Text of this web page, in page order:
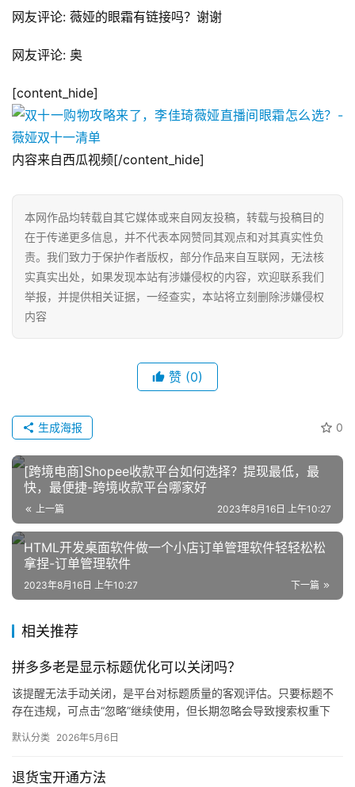
网
店
跨
境
电
商
自
媒
体
区
网友评论: 薇娅的眼霜有链接吗？谢谢
网友评论: 奥
[content_hide]
内容来自西瓜视频[/content_hide]
本网作品均转载自其它媒体或来自网友投稿，转载与投稿目的
在于传递更多信息，并不代表本网赞同其观点和对其真实性负
责。我们致力于保护作者版权，部分作品来自互联网，无法核
实真实出处，如果发现本站有涉嫌侵权的内容，欢迎联系我们
举报，并提供相关证据，一经查实，本站将立刻删除涉嫌侵权
内容
赞 (0)
0
生成海报
[跨境电商]Shopee收款平台如何选择？提现最低，最
快，最便捷-跨境收款平台哪家好
上一篇 2023年8月16日 上午10:27
HTML开发桌面软件做一个小店订单管理软件轻轻松松
拿捏-订单管理软件
下一篇
2023年8月16日 上午10:27
相关推荐
拼多多老是显示标题优化可以关闭吗？
该提醒无法手动关闭，是平台对标题质量的客观评估。只要标题不
存在违规，可点击“忽略”继续使用，但长期忽略会导致搜索权重下
默认分类 2026年5月6日
退货宝开通方法